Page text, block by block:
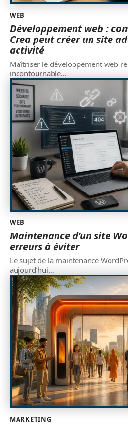
WEB
Développement web :
Crea peut créer un site
activité
Maîtriser le développement web
incontournable…
WEB
Maintenance d’un site
erreurs à éviter
Le sujet de la maintenance
aujourd’hui…
MARKETING